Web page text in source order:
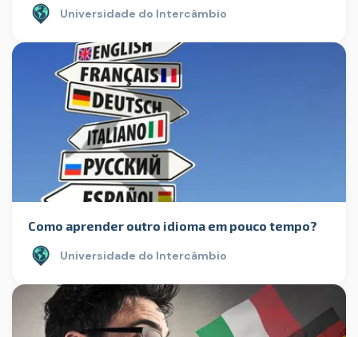
Universidade do Intercâmbio
Como aprender outro idioma em pouco tempo?
Universidade do Intercâmbio